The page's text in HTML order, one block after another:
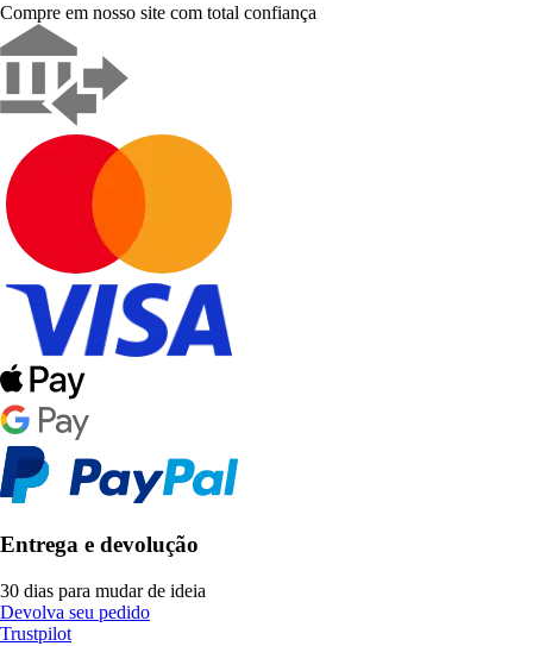
Compre em nosso site com total confiança
Entrega e devolução
30 dias para mudar de ideia
Devolva seu pedido
Trustpilot